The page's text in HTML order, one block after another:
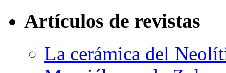
Artículos de revistas
La cerámica del